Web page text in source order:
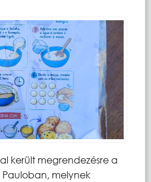
került megrendezésre a
melynek